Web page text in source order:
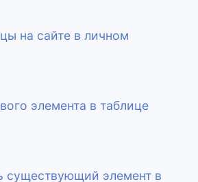
на сайте в личном
элемента в таблице
существующий элемент в